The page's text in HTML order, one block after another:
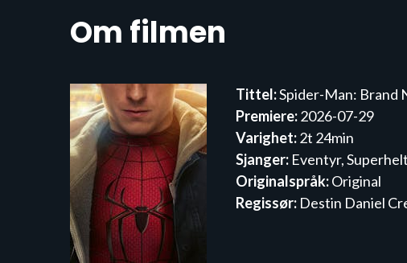
Om filmen
Tittel:Spider-Man: Brand
Premiere:2026-07-29
Varighet:2t 24min
Sjanger: Eventyr,
Originalspråk:Original
Regissør: Destin Daniel